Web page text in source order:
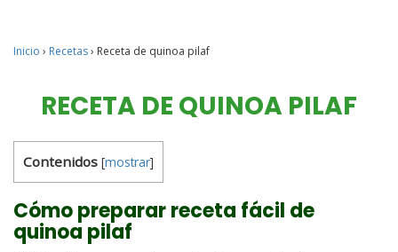
Inicio › Recetas› Receta de quinoa pilaf
RECETA DE QUINOA PILAF
Contenidos [mostrar]
Cómo preparar receta fácil de
quinoa pilaf